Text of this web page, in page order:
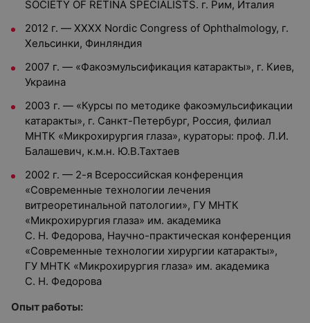
SOCIETY OF RETINA SPECIALISTS. г. Рим, Италия
2012 г. — XXXX Nordic Congress of Ophthalmology, г.
Хельсинки, Финляндия
2007 г. — «Факоэмульсификация катаракты», г. Киев,
Украина
2003 г. — «Курсы по методике факоэмульсификации
катаракты», г. Санкт-Петербург, Россия, филиал
МНТК «Микрохирургия глаза», кураторы: проф. Л.И.
Балашевич, к.м.н. Ю.В.Тахтаев
2002 г. — 2-я Всероссийская конференция
«Современные технологии лечения
витреоретинальной патологии», ГУ МНТК
«Микрохирургия глаза» им. академика
С. Н. Федорова, Научно-практическая конференция
«Современные технологии хирургии катаракты»,
ГУ МНТК «Микрохирургия глаза» им. академика
С. Н. Федорова
Опыт работы: